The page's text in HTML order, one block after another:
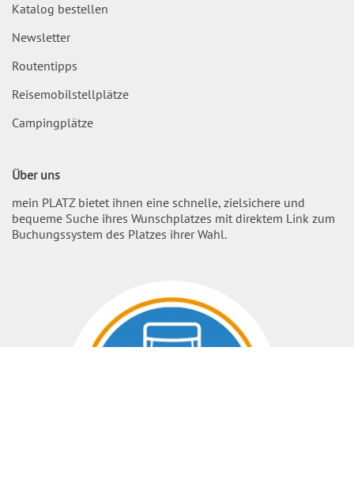
Katalog bestellen
Newsletter
Routentipps
Reisemobilstellplätze
Campingplätze
Über uns
mein PLATZ bietet ihnen eine schnelle, zielsichere und
bequeme Suche ihres Wunschplatzes mit direktem Link zum
Buchungssystem des Platzes ihrer Wahl.